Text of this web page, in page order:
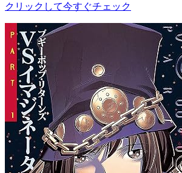
クリックして今すぐチェック